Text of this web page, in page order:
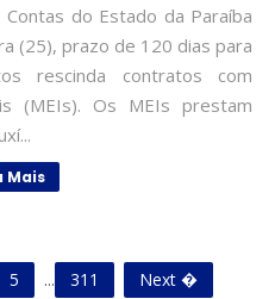
do Estado da Paraíba
(25), prazo de 120 dias para
rescinda contratos com
(MEIs). Os MEIs prestam
Mais
5 ... 311 Next �